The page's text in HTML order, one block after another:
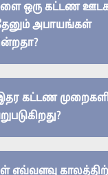
ஒரு கட்டண
அபாயங்கள்
கட்டண